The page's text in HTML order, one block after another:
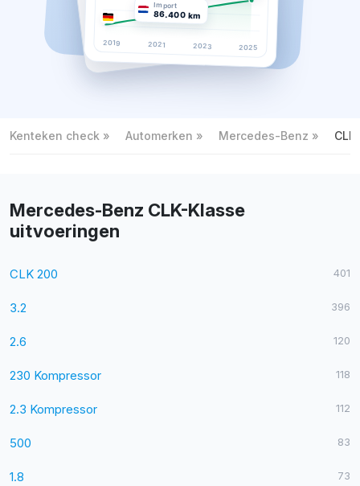
Import
86.400 km
2019 2021 2023 2025
Kenteken check Automerken Mercedes-Benz
Mercedes-Benz CLK-Klasse
uitvoeringen
CLK 200 401
3.2 396
2.6 120
230 Kompressor 118
2.3 Kompressor 112
500 83
1.8 73